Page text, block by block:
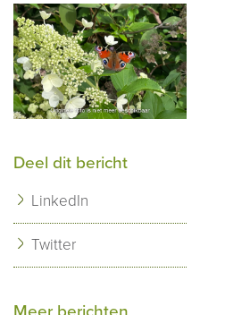
Deel dit bericht
LinkedIn
Twitter